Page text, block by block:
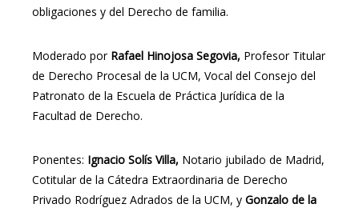
obligaciones y del Derecho de familia.
Moderado porRafael Hinojosa Segovia, Profesor Titular
de Derecho Procesal de la UCM, Vocal del Consejo del
Patronato de la Escuela de Práctica Jurídica de la
Facultad de Derecho.
Ponentes: Ignacio Solís Villa, Notario jubilado de Madrid,
Cotitular de la Cátedra Extraordinaria de Derecho
Privado Rodríguez Adrados de la UCM, y Gonzalo de la